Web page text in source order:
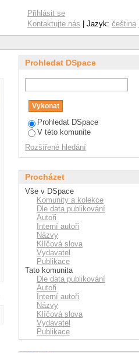
Přihlásit se
Kontaktujte nás | Jazyk: čeština
Prohledat DSpace
Prohledat DSpace
V této komunite
Rozšířené hledání
Procházet
Vše v DSpace
Komunity a kolekce
Dle data publikování
Autoři
Interní autoři
Názvy
Klíčová slova
Vydavatel
Publikace
Tato komunita
Dle data publikování
Autoři
Interní autoři
Názvy
Klíčová slova
Vydavatel
Publikace